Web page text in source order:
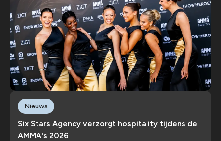
Six Stars Agency verzorgt hospitality tijdens de
AMMA's 2026
Nieuws